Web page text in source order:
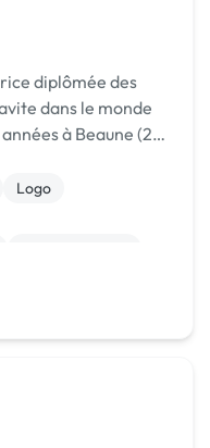
diplômée des
dans le monde
à Beaune (21)
j’acc...
Logo